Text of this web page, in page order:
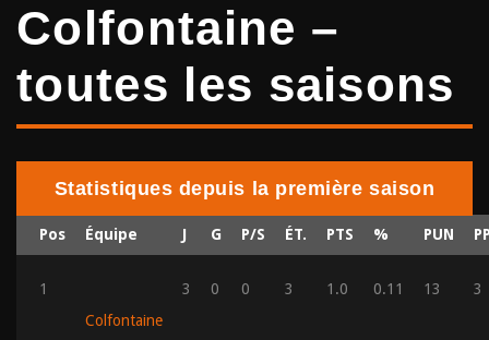
Colfontaine –
toutes les saisons
Statistiques depuis la première saison
Pos Équipe J G P/S ÉT. PTS % PUN
1
Colfontaine
3 0 0 3 1.0 0.11 13 3